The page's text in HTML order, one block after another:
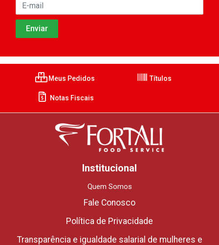
Meus Pedidos Títulos
Notas Fiscais
Institucional
Quem Somos
Fale Conosco
Política de Privacidade
Transparência e igualdade salarial de mulheres e